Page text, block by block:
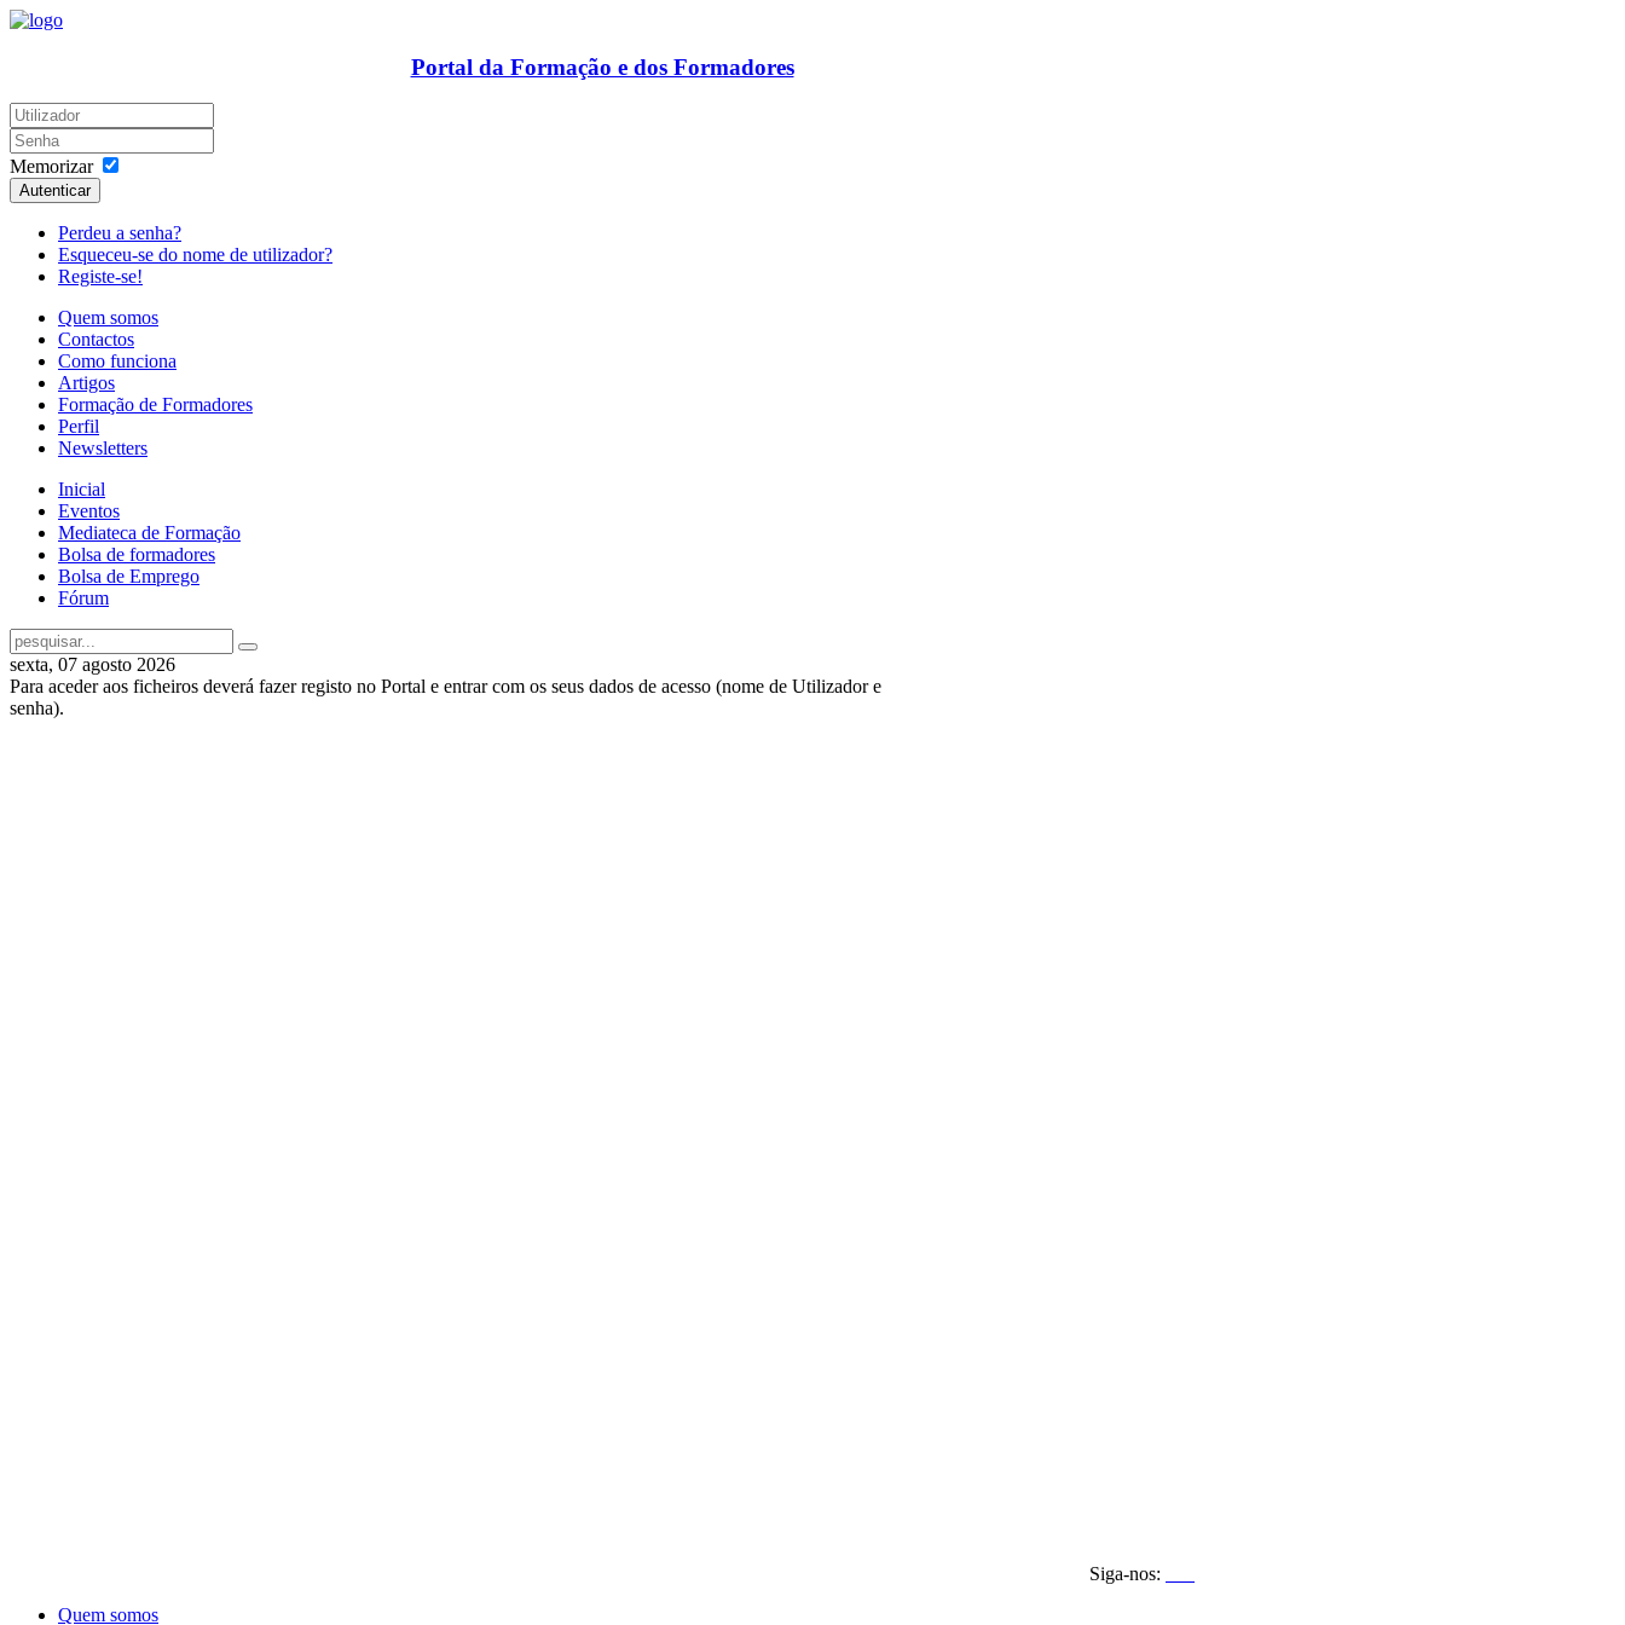
Portal da Formação e dos Formadores
Memorizar
Autenticar
Perdeu a senha?
Esqueceu-se do nome de utilizador?
Registe-se!
Quem somos
Contactos
Como funciona
Artigos
Formação de Formadores
Perfil
Newsletters
Inicial
Eventos
Mediateca de Formação
Bolsa de formadores
Bolsa de Emprego
Fórum
sexta, 07 agosto 2026
Para aceder aos ficheiros deverá fazer registo no Portal e entrar com os seus dados de acesso (nome de Utilizador e
senha).
Siga-nos:
Quem somos